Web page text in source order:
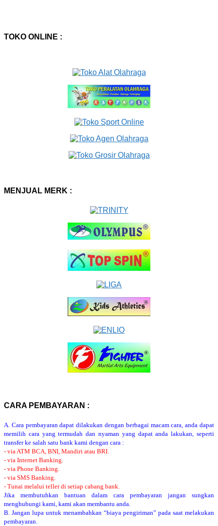
TOKO ONLINE :
MENJUAL MERK :
CARA PEMBAYARAN :
A. Cara pembayaran dapat dilakukan dengan berbagai macam cara, anda dapat
memilih cara yang termudah dan nyaman yang dapat anda lakukan, seperti
transfer ke salah satu bank kami dengan cara :
- via ATM BCA, BNI, Mandiri atau BRI.
- via Internet Banking.
- via Phone Banking.
- via SMS Banking.
- Tunai melalui teller di setiap cabang bank.
Jika membutuhkan bantuan dalam cara pembayaran jangan sungkan
menghubungi kami, kami akan membantu anda.
B. Jangan lupa untuk menambahkan “biaya pengiriman” pada saat melakukan
pembayaran.